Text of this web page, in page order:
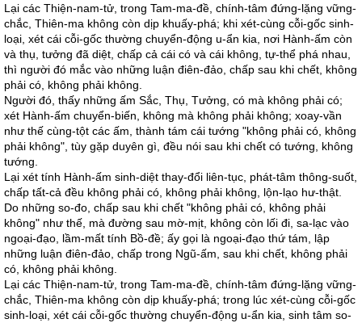
Lại các Thiện-nam-tử, trong Tam-ma-đề, chính-tâm đứng-lặng vững-
chắc, Thiên-ma không còn dịp khuấy-phá; khi xét-cùng cỗi-gốc sinh-
loại, xét cái cỗi-gốc thường chuyển-động u-ẩn kia, nơi Hành-ấm còn
và thụ, tưởng đã diệt, chấp cả cái có và cái không, tự-thể phá nhau,
thì người đó mắc vào những luận điên-đảo, chấp sau khi chết, không
phải có, không phải không.
Người đó, thấy những ấm Sắc, Thụ, Tưởng, có mà không phải có;
xét Hành-ấm chuyển-biến, không mà không phải không; xoay-vần
như thế cùng-tột các ấm, thành tám cái tướng "không phải có, không
phải không", tùy gặp duyên gì, đều nói sau khi chết có tướng, không
tướng.
Lại xét tính Hành-ấm sinh-diệt thay-đổi liên-tục, phát-tâm thông-suốt,
chấp tất-cả đều không phải có, không phải không, lộn-lạo hư-thật.
Do những so-đo, chấp sau khi chết "không phải có, không phải
không" như thế, mà đường sau mờ-mịt, không còn lối đi, sa-lạc vào
ngoại-đạo, lầm-mất tính Bồ-đề; ấy gọi là ngoại-đạo thứ tám, lập
những luận điên-đảo, chấp trong Ngũ-ấm, sau khi chết, không phải
có, không phải không.
Lại các Thiện-nam-tử, trong Tam-ma-đề, chính-tâm đứng-lặng vững-
chắc, Thiên-ma không còn dịp khuấy-phá; trong lúc xét-cùng cỗi-gốc
sinh-loại, xét cái cỗi-gốc thường chuyển-động u-ẩn kia, sinh tâm so-